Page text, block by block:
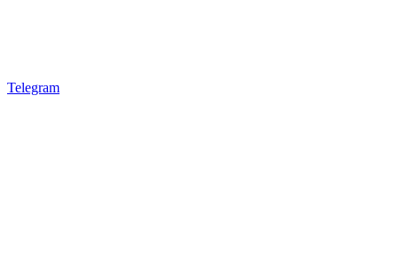
Telegram